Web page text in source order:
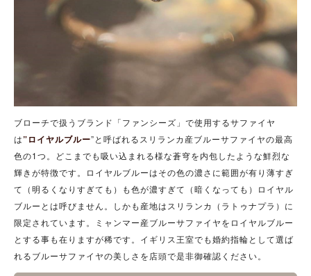
ブローチで扱うブランド「ファンシーズ」で使用するサファイヤ
は”ロイヤルブルー”と呼ばれるスリランカ産ブルーサファイヤの最高
色の1つ。どこまでも吸い込まれる様な蒼穹を内包したような鮮烈な
輝きが特徴です。ロイヤルブルーはその色の濃さに範囲が有り薄すぎ
て（明るくなりすぎても）も色が濃すぎて（暗くなっても）ロイヤル
ブルーとは呼びません。しかも産地はスリランカ（ラトゥナプラ）に
限定されています。ミャンマー産ブルーサファイヤをロイヤルブルー
とする事も在りますが稀です。イギリス王室でも婚約指輪として選ば
れるブルーサファイヤの美しさを店頭で是非御確認ください。